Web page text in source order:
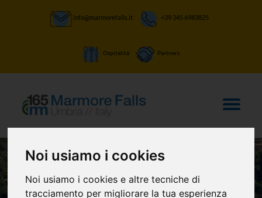
Noi usiamo i cookies
Noi usiamo i cookies e altre tecniche di
tracciamento per migliorare la tua esperienza
info@marmorefalls.it +39 345 6983825
Ospitalità Partners